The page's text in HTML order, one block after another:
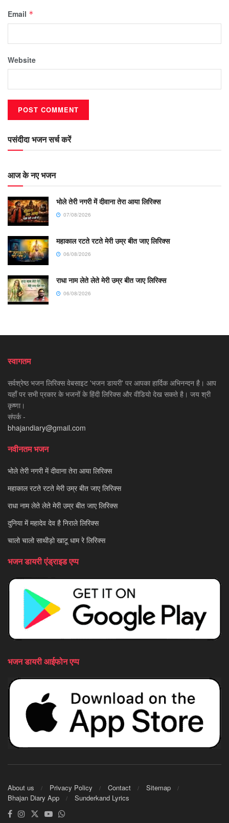
Email *
Website
पसंदीदा भजन सर्च करें
आज के नए भजन
भोले तेरी नगरी में दीवाना तेरा आया लिरिक्स
07/08/2026
महाकाल रटते रटते मेरी उम्र बीत जाए लिरिक्स
06/08/2026
राधा नाम लेते लेते मेरी उम्र बीत जाए लिरिक्स
06/08/2026
स्वागतम
सर्वश्रेष्ठ भजन लिरिक्स वेबसाइट 'भजन डायरी' पर आपका हार्दिक अभिनन्दन है। आप
यहाँ पर सभी प्रकार के भजनों के हिंदी लिरिक्स और वीडियो देख सकते है। जय श्री
कृष्णा।
संपर्क -
bhajandiary@gmail.com
नवीनतम भजन
भोले तेरी नगरी में दीवाना तेरा आया लिरिक्स
महाकाल रटते रटते मेरी उम्र बीत जाए लिरिक्स
राधा नाम लेते लेते मेरी उम्र बीत जाए लिरिक्स
दुनिया में महादेव देव है निराले लिरिक्स
चालो चालो साथीड़ो खाटू धाम रे लिरिक्स
भजन डायरी एंड्राइड एप्प
भजन डायरी आईफोन एप्प
About us Privacy Policy Contact
Sitemap
Bhajan Diary App
Sunderkand Lyrics